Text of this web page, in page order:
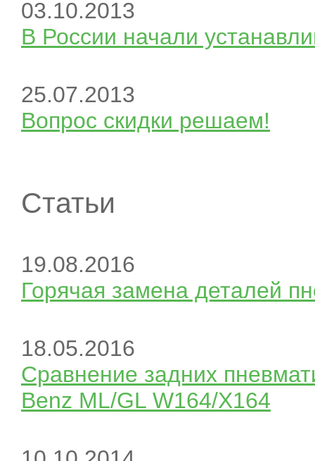
03.10.2013
В России начали
25.07.2013
Вопрос скидки решаем!
Статьи
19.08.2016
Горячая замена деталей
18.05.2016
Сравнение задних
Benz ML/GL W164/X164